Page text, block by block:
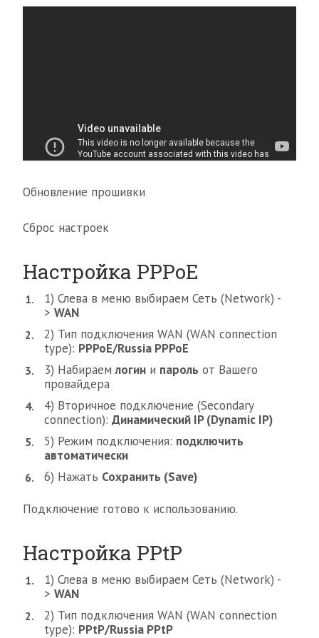
Обновление прошивки
Сброс настроек
Настройка PPPoE
1) Слева в меню выбираем Сеть (Network) -
> WAN
2) Тип подключения WAN (WAN connection
type): PPPoE/Russia PPPoE
3) Набираемлогин и пароль от Вашего
провайдера
4) Вторичное подключение (Secondary
connection): Динамический IP (Dynamic IP)
5) Режим подключения: подключить
автоматически
6) Нажать Сохранить (Save)
Подключение готово к использованию.
Настройка PPtP
1) Слева в меню выбираем Сеть (Network) -
> WAN
2) Тип подключения WAN (WAN connection
type): PPtP/Russia PPtP